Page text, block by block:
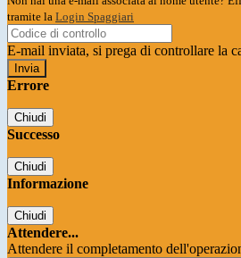
tramite la Login Spaggiari
E-mail inviata, si prega di controllare la
Errore
Chiudi
Successo
Chiudi
Informazione
Chiudi
Attendere...
Attendere il completamento